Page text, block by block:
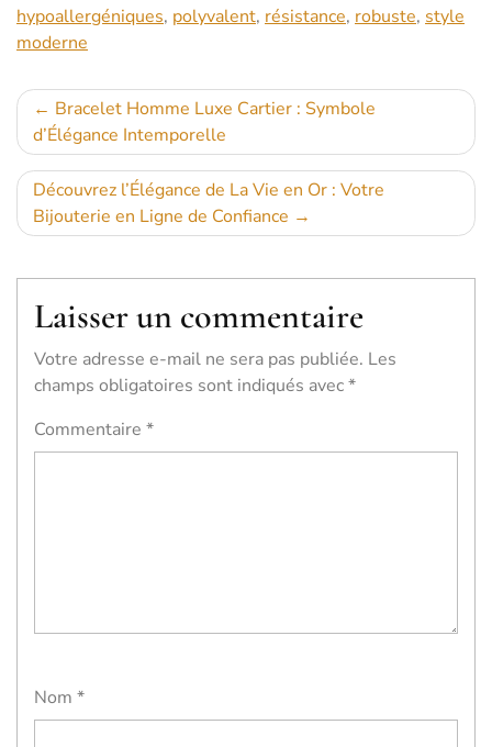
hypoallergéniques, polyvalent, résistance, robuste, style
moderne
Navigation
de
l’article
Bracelet Homme Luxe Cartier : Symbole
d’Élégance Intemporelle
Découvrez l’Élégance de La Vie en Or : Votre
Bijouterie en Ligne de Confiance
Laisser un commentaire
Votre adresse e-mail ne sera pas publiée. Les
champs obligatoires sont indiqués avec*
Commentaire *
Nom *